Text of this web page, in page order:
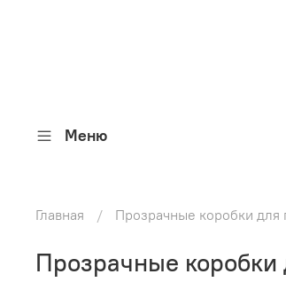
Меню
Главная Прозрачные коробки для
Прозрачные коробки